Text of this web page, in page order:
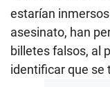
estarían
asesinato, han
billetes falsos, al
identificar que se